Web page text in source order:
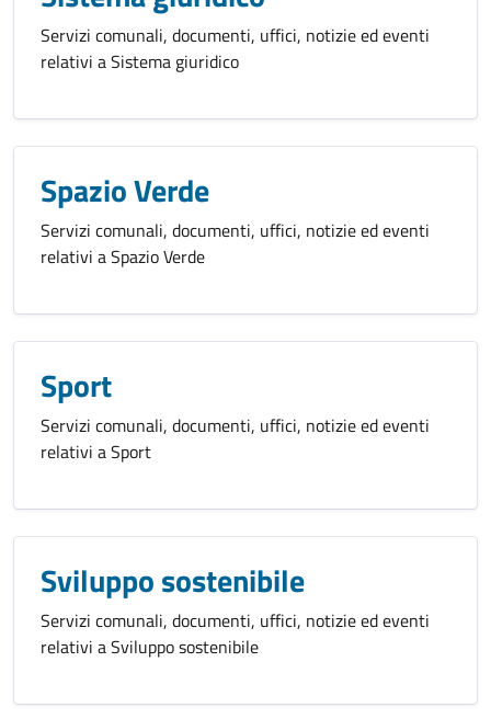
Servizi comunali, documenti, uffici, notizie ed eventi
relativi a Sistema giuridico
Spazio Verde
Servizi comunali, documenti, uffici, notizie ed eventi
relativi a Spazio Verde
Sport
Servizi comunali, documenti, uffici, notizie ed eventi
relativi a Sport
Sviluppo sostenibile
Servizi comunali, documenti, uffici, notizie ed eventi
relativi a Sviluppo sostenibile